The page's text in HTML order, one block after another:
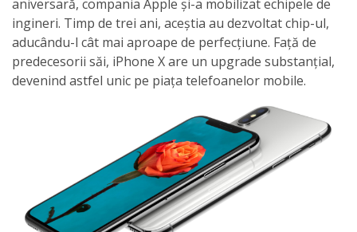
aniversară, compania Apple și-a mobilizat echipele de
ingineri. Timp de trei ani, aceștia au dezvoltat chip-ul,
aducându-l cât mai aproape de perfecțiune. Față de
predecesorii săi, iPhone X are un upgrade substanțial,
devenind astfel unic pe piața telefoanelor mobile.